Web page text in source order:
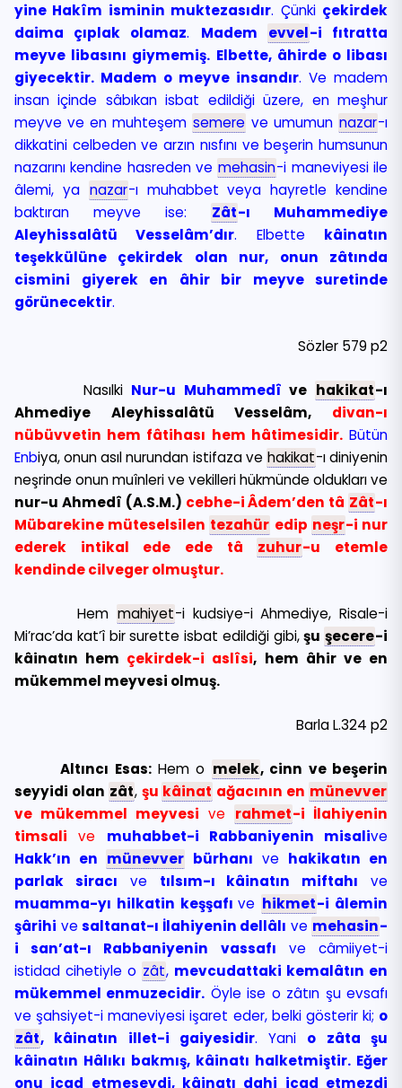
yine Hakîm isminin muktezasıdır. Çünki çekirdek
daima çıplak olamaz. Madem evvel-i fıtratta
meyve libasını giymemiş. Elbette, âhirde o libası
giyecektir. Madem o meyve insandır. Ve madem
insan içinde sâbıkan isbat edildiği üzere, en meşhur
meyve ve en muhteşem semere ve umumun nazar-ı
dikkatini celbeden ve arzın nısfını ve beşerin humsunun
nazarını kendine hasreden ve mehasin-i maneviyesi ile
âlemi, ya nazar-ı muhabbet veya hayretle kendine
baktıran meyve ise: Zât-ı Muhammediye
Aleyhissalâtü Vesselâm’dır. Elbette kâinatın
teşekkülüne çekirdek olan nur, onun zâtında
cismini giyerek en âhir bir meyve suretinde
görünecektir.
Sözler 579 p2
Nasılki Nur-u Muhammedî ve hakikat-ı
Ahmediye Aleyhissalâtü Vesselâm, divan-ı
nübüvvetin hem fâtihası hem hâtimesidir.Bütün
Enbiya, onun asıl nurundan istifaza ve hakikat-ı diniyenin
neşrinde onun muînleri ve vekilleri hükmünde oldukları ve
nur-u Ahmedî (A.S.M.) cebhe-i Âdem’den tâ Zât-ı
Mübarekine müteselsilen tezahür edip neşr-i nur
ederek intikal ede ede tâ zuhur-u etemle
kendinde cilveger olmuştur.
Hem mahiyet-i kudsiye-i Ahmediye, Risale-i
Mi’rac’da kat’î bir surette isbat edildiği gibi,şu şecere-i
kâinatın hem çekirdek-i aslîsi, hem âhir ve en
mükemmel meyvesi olmuş.
Barla L.324 p2
Altıncı Esas:Hem o melek, cinn ve beşerin
seyyidi olan zât, şu kâinat ağacının en münevver
ve mükemmel meyvesi ve rahmet-i İlahiyenin
timsali ve muhabbet-i Rabbaniyenin misalive
Hakk’ın en münevver bürhanı ve hakikatın en
parlak siracı ve tılsım-ı kâinatın miftahı ve
muamma-yı hilkatin keşşafıve hikmet-i âlemin
şârihi ve saltanat-ı İlahiyenin dellâlı ve mehasin-
i san’at-ı Rabbaniyenin vassafı ve câmiiyet-i
istidad cihetiyle o zât, mevcudattaki kemalâtın en
mükemmel enmuzecidir. Öyle ise o zâtın şu evsafı
ve şahsiyet-i maneviyesi işaret eder, belki gösterir ki; o
zât, kâinatın illet-i gaiyesidir. Yani o zâta şu
kâinatın Hâlıkı bakmış, kâinatı halketmiştir. Eğer
onu icad etmeseydi, kâinatı dahi icad etmezdi